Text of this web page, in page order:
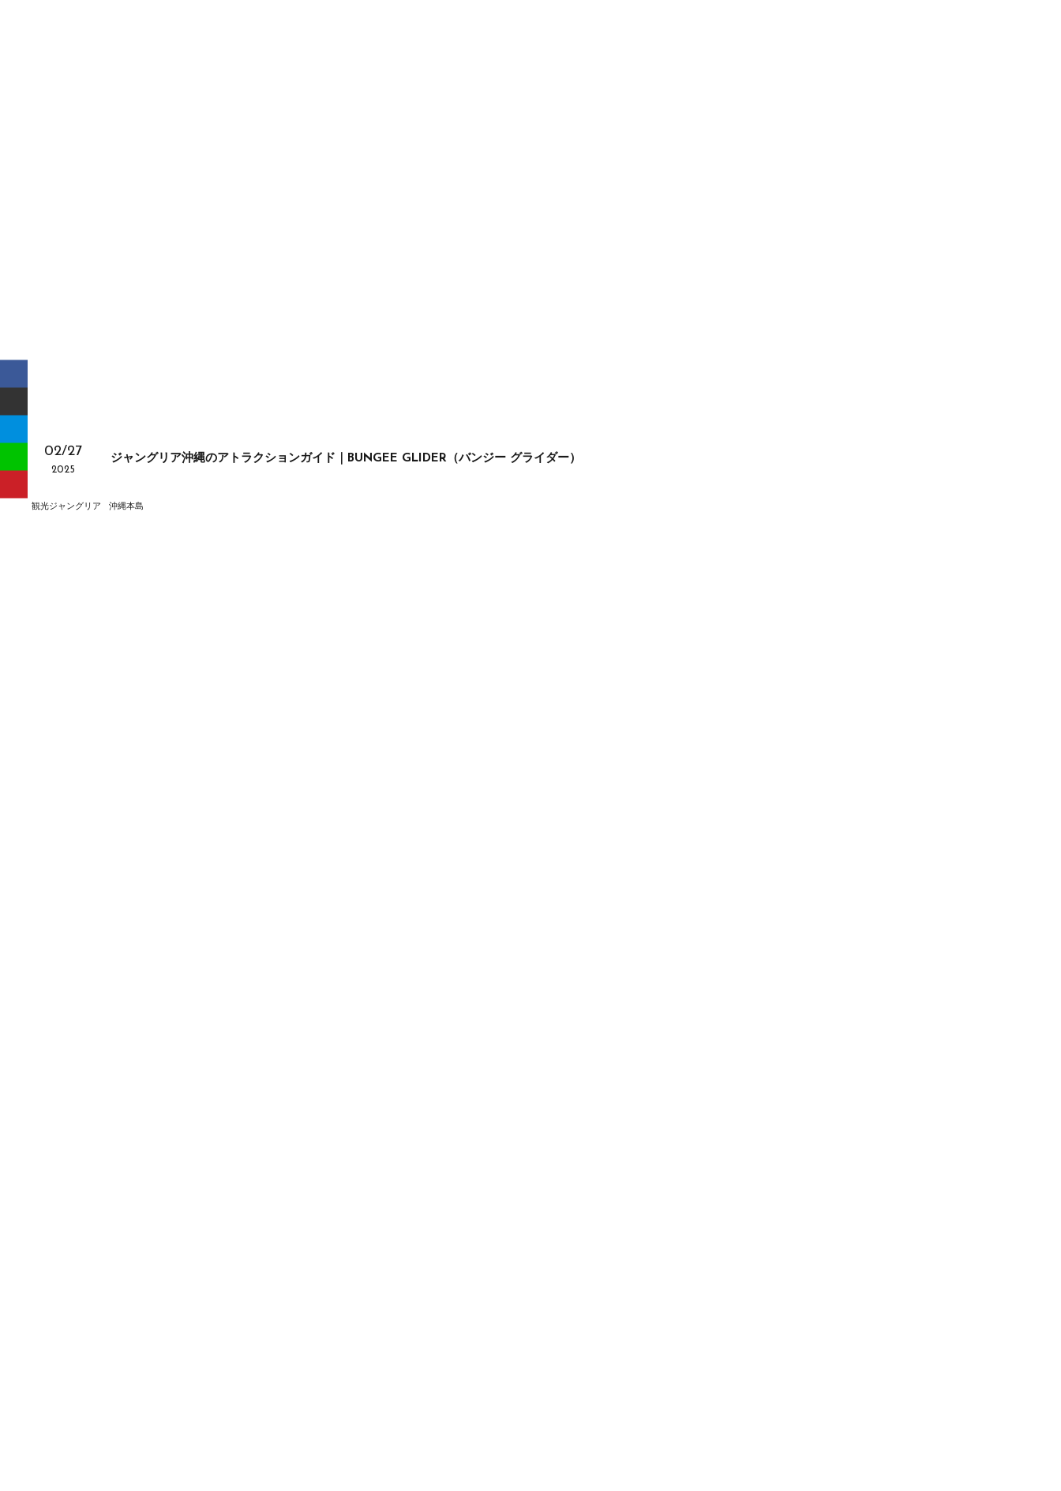
02/27
2025
ジャングリア沖縄のアトラクションガイド｜BUNGEE GLIDER（バンジー グライダー）
観光ジャングリア 沖縄本島